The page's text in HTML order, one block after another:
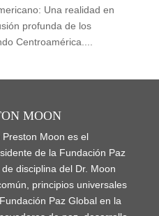
Una realidad en
profunda de los
Centroamérica....
MOON
Preston Moon es el
de la Fundación Paz
disciplina del Dr. Moon
principios universales
Paz Global en la